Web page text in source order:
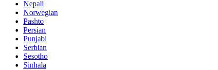
Nepali
Norwegian
Pashto
Persian
Punjabi
Serbian
Sesotho
Sinhala